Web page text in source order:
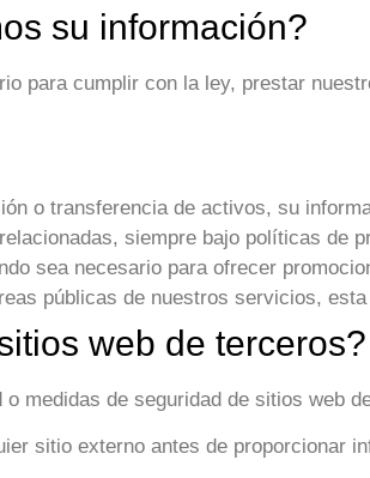
su información?
para cumplir con la ley, prestar
o transferencia de activos, su
siempre bajo políticas de
sea necesario para ofrecer
públicas de nuestros servicios,
web de terceros?
medidas de seguridad de sitios web
sitio externo antes de proporcionar